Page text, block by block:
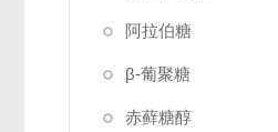
阿拉伯糖
β-葡聚糖
赤藓糖醇